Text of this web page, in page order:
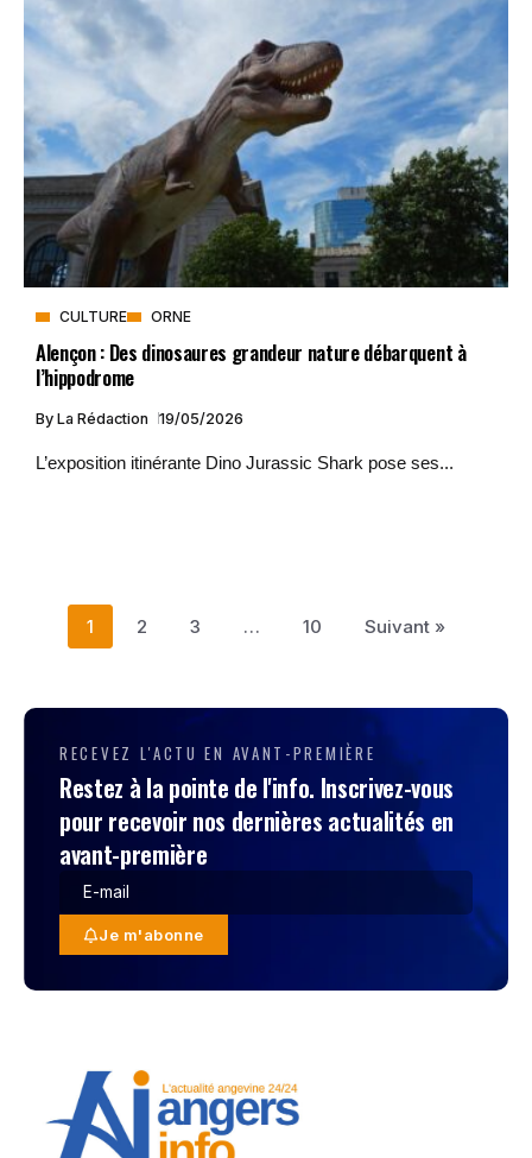
CULTURE ORNE
Alençon : Des dinosaures grandeur nature débarquent à
l’hippodrome
By La Rédaction 19/05/2026
L’exposition itinérante Dino Jurassic Shark pose ses...
1 2 3 … 10 Suivant »
RECEVEZ L'ACTU EN AVANT-PREMIÈRE
Restez à la pointe de l'info. Inscrivez-vous
pour recevoir nos dernières actualités en
avant-première
Je m'abonne